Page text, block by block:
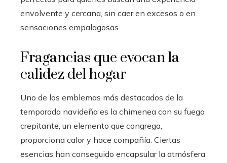
envolvente y cercana, sin caer en excesos o en
sensaciones empalagosas.
Fragancias que evocan la
calidez del hogar
Uno de los emblemas más destacados de la
temporada navideña es la chimenea con su fuego
crepitante, un elemento que congrega,
proporciona calor y hace compañía. Ciertas
esencias han conseguido encapsular la atmósfera